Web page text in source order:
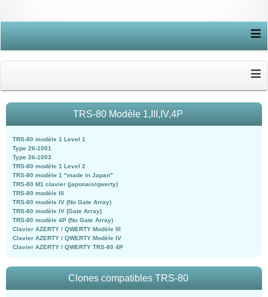
≡
≡
TRS-80 Modèle 1,III,IV,4P
TRS-80 modèle 1 Level 1
Type 26-1001
Type 26-1003
TRS-80 modèle 1 Level 2
TRS-80 modèle 1 "made in Japan"
TRS-80 M1 clavier (japonais/qwerty)
TRS-80 modèle III
TRS-80 modèle IV (No Gate Array)
TRS-80 modèle IV (Gate Array)
TRS-80 modèle 4P (No Gate Array)
Clavier AZERTY / QWERTY Modèle III
Clavier AZERTY / QWERTY Modèle IV
Clavier AZERTY / QWERTY TRS-80 4P
Clones compatibles TRS-80